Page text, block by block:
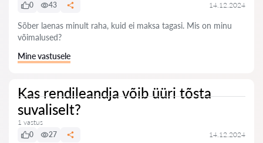
0
43 14.12.2024
Sõber laenas minult raha, kuid ei maksa tagasi. Mis on minu
võimalused?
Mine vastusele
Kas rendileandja võib üüri tõsta
suvaliselt?
1 vastus
0
27 14.12.2024